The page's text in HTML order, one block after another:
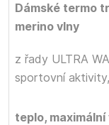
Dámské termo
merino vlny
z řady ULTRA
sportovní
teplo,